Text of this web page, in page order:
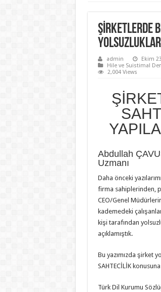
ŞİRKETLERDE
admin
Ekim
Hile ve Suistimal
2,004 Views
Abdullah
Uzmanı
Daha önceki
firma sahiplerinden,
CEO/Genel
kademedeki
kişi tarafından
açıklamıştık.
Bu yazımızda şirket
SAHTECİLİK
Türk Dil Kurumu